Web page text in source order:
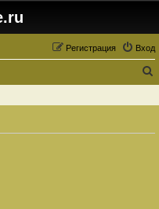
Вход
Регистрация
и